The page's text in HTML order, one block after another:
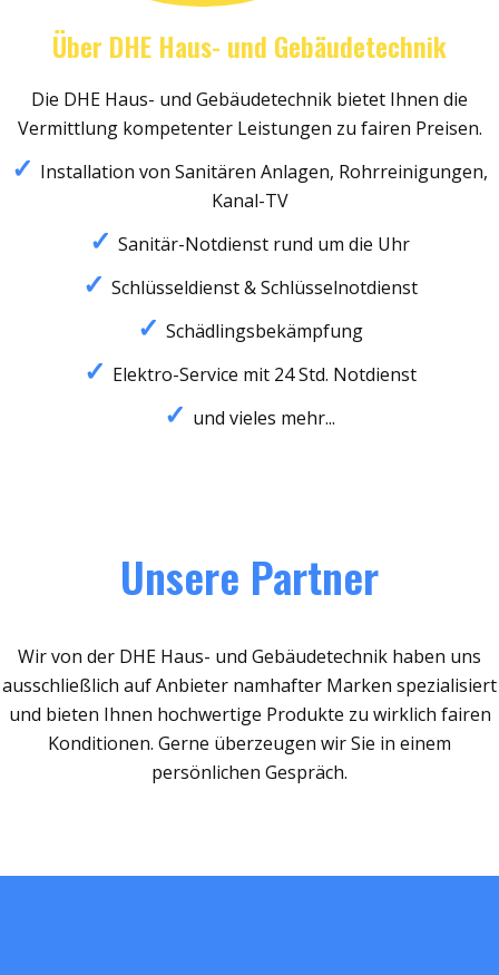
Über DHE Haus- und Gebäudetechnik
Die DHE Haus- und Gebäudetechnik bietet Ihnen die
Vermittlung kompetenter Leistungen zu fairen Preisen.
Installation von Sanitären Anlagen, Rohrreinigungen,
Kanal-TV
Sanitär-Notdienst rund um die Uhr
Schlüsseldienst & Schlüsselnotdienst
Schädlingsbekämpfung
Elektro-Service mit 24 Std. Notdienst
und vieles mehr...
Unsere Partner
Wir von der DHE Haus- und Gebäudetechnik haben uns
ausschließlich auf Anbieter namhafter Marken spezialisiert
und bieten Ihnen hochwertige Produkte zu wirklich fairen
Konditionen. Gerne überzeugen wir Sie in einem
persönlichen Gespräch.